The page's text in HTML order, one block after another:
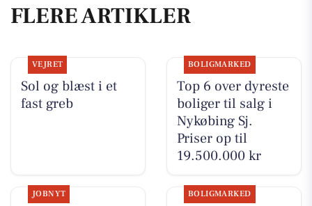
FLERE ARTIKLER
VEJRET
Sol og blæst i et
fast greb
BOLIGMARKED
Top 6 over dyreste
boliger til salg i
Nykøbing Sj.
Priser op til
19.500.000 kr
JOBNYT BOLIGMARKED